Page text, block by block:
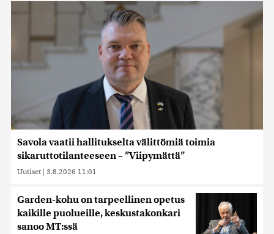
Savola vaatii hallitukselta välittömiä toimia
sikaruttotilanteeseen – ”Viipymättä”
Uutiset | 3.8.2026 11:01
Garden-kohu on tarpeellinen opetus
kaikille puolueille, keskustakonkari
sanoo MT:ssä